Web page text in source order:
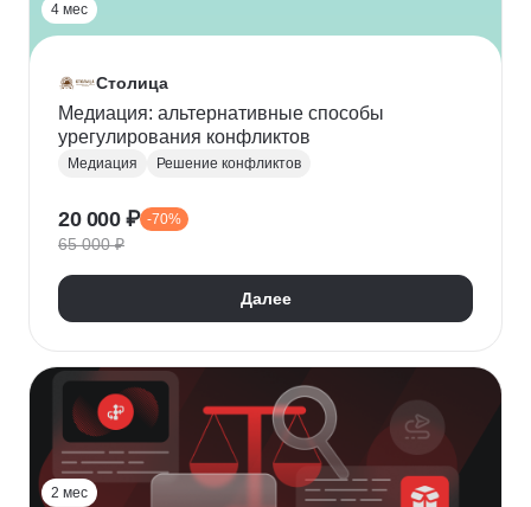
4 мес
Столица
Медиация: альтернативные способы
урегулирования конфликтов
Медиация Решение конфликтов
20 000 ₽ -70%
65 000 ₽
Далее
2 мес